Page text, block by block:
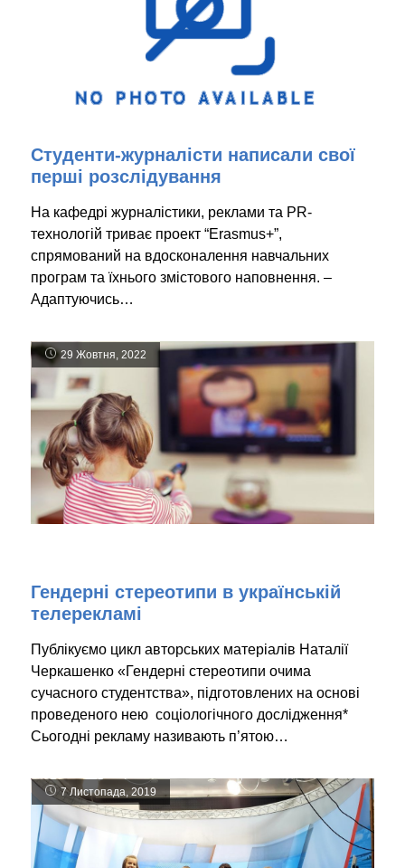
Студенти-журналісти написали свої
перші розслідування
На кафедрі журналістики, реклами та PR-
технологій триває проект “Erasmus+”,
спрямований на вдосконалення навчальних
програм та їхнього змістового наповнення. –
Адаптуючись…
29 Жовтня, 2022
Гендерні стереотипи в українській
телерекламі
Публікуємо цикл авторських матеріалів Наталії
Черкашенко «Гендерні стереотипи очима
сучасного студентства», підготовлених на основі
проведеного нею соціологічного дослідження*
Сьогодні рекламу називають п’ятою…
7 Листопада, 2019